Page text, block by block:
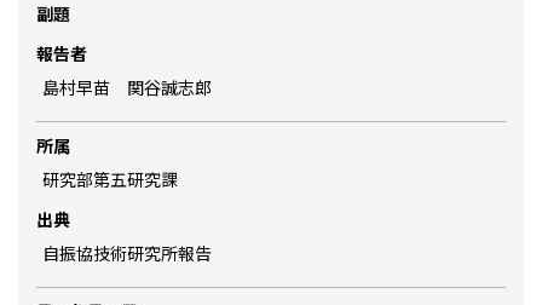
副題
報告者
島村早苗 関谷誠志郎
所属
研究部第五研究課
出典
自振協技術研究所報告